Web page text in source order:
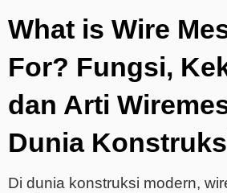
What is Wire
For? Fungsi,
dan Arti
Dunia
Di dunia konstruksi modern,